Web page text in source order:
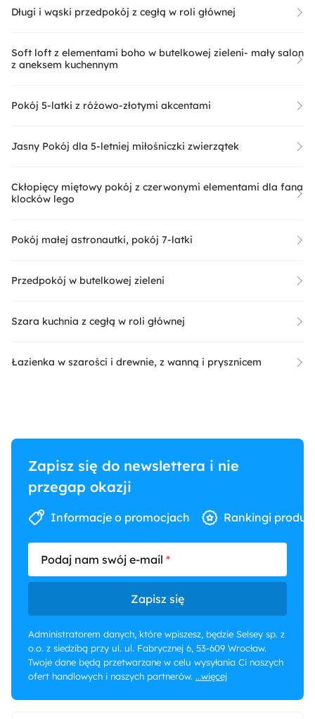
Długi i wąski przedpokój z cegłą w roli głównej
Soft loft z elementami boho w butelkowej zieleni- mały salon
z aneksem kuchennym
Pokój 5-latki z różowo-złotymi akcentami
Jasny Pokój dla 5-letniej miłośniczki zwierzątek
Ckłopięcy miętowy pokój z czerwonymi elementami dla fana
klocków lego
Pokój małej astronautki, pokój 7-latki
Przedpokój w butelkowej zieleni
Szara kuchnia z cegłą w roli głównej
Łazienka w szarości i drewnie, z wanną i prysznicem
Zapisz się do newslettera i nie
przegap okazji
Informacje o promocjach Rankingi
Podaj nam swój e-mail
Zapisz się
Administratorem danych, które wpiszesz, będzie Selsey sp. z
o.o. z siedzibą przy ul. ul. Fabrycznej 6, 53-609 Wrocław.
Twoje dane będą przetwarzane w celu wysyłania Ci naszych
ofert handlowych i naszych partnerów. ...więcej